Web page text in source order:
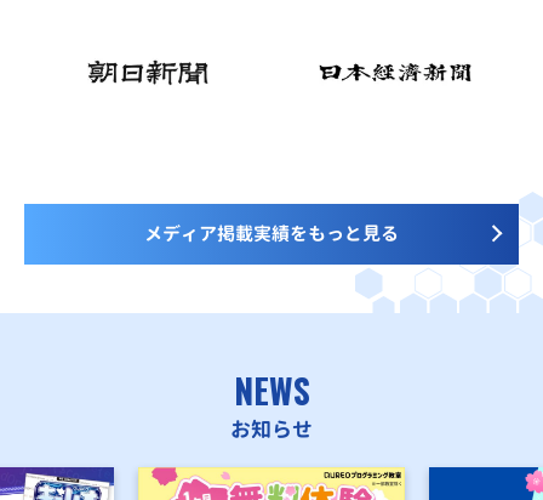
メディア掲載実績をもっと見る
NEWS
お知らせ